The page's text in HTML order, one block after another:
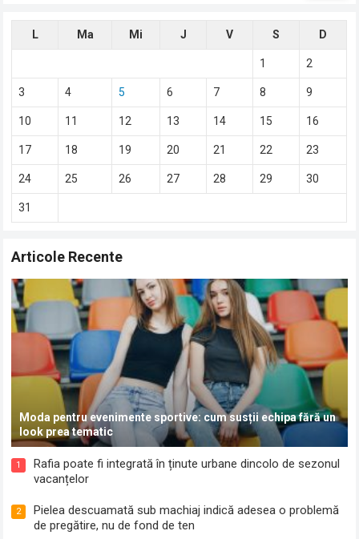
L Ma Mi J V S D
1 2
3 4 5 6 7 8 9
10 11 12 13 14 15 16
17 18 19 20 21 22 23
24 25 26 27 28 29 30
31
Articole Recente
Moda pentru evenimente sportive: cum susții echipa fără un
look prea tematic
1
Rafia poate fi integrată în ținute urbane dincolo de sezonul
vacanțelor
2
Pielea descuamată sub machiaj indică adesea o problemă
de pregătire, nu de fond de ten